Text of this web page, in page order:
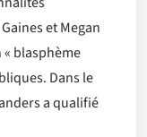
et Megan
blasphème
Dans le
a qualifié